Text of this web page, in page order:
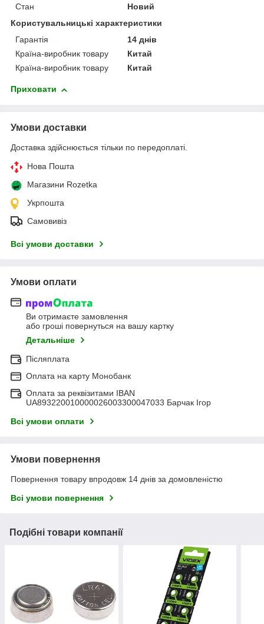
Стан
Новий
Користувальницькі характеристики
Гарантія
14 днів
Країна-виробник товару
Китай
Країна-виробник товару
Китай
Приховати
Умови доставки
Доставка здійснюється тільки по передоплаті.
Нова Пошта
Магазини Rozetka
Укрпошта
Самовивіз
Всі умови доставки
Умови оплати
Ви отримаєте замовлення
або гроші повернуться на вашу картку
Детальніше
Післяплата
Оплата на карту Монобанк
Оплата за реквізитами IBAN
UA893220010000026003300047033 Барчак Ігор
Всі умови оплати
Умови повернення
Повернення товару впродовж 14 днів за домовленістю
Всі умови повернення
Подібні товари компанії